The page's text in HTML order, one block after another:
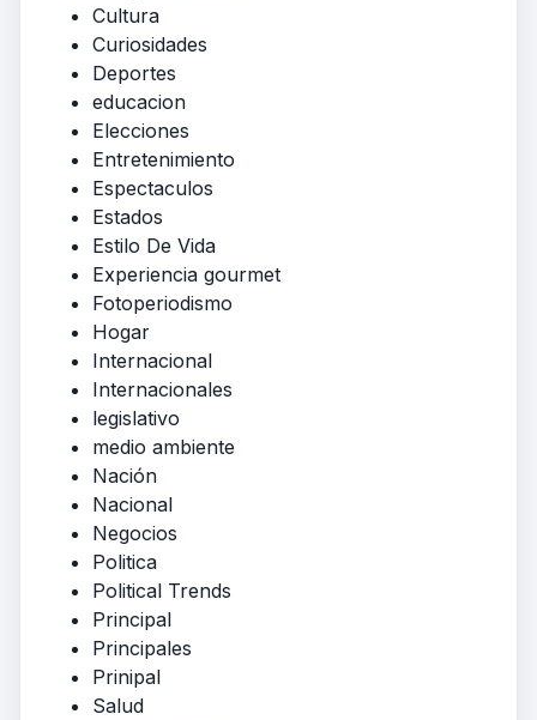
Cultura
Curiosidades
Deportes
educacion
Elecciones
Entretenimiento
Espectaculos
Estados
Estilo De Vida
Experiencia gourmet
Fotoperiodismo
Hogar
Internacional
Internacionales
legislativo
medio ambiente
Nación
Nacional
Negocios
Politica
Political Trends
Principal
Principales
Prinipal
Salud